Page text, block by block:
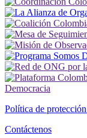
Política de
Contáctenos